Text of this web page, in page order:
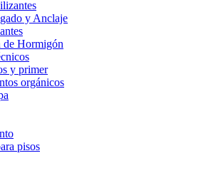
y Anclaje
de Hormigón
y primer
orgánicos
pisos